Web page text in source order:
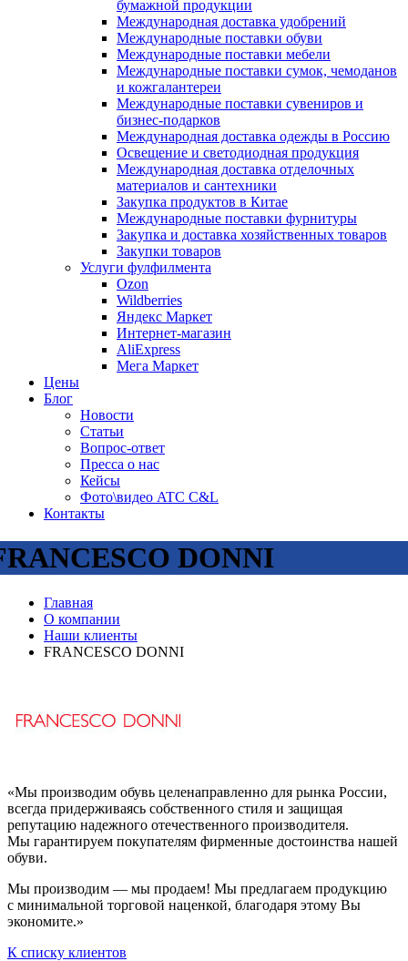
бумажной продукции
Международная доставка удобрений
Международные поставки обуви
Международные поставки мебели
Международные поставки сумок, чемоданов
и кожгалантереи
Международные поставки сувениров и
бизнес-подарков
Международная доставка одежды в Россию
Освещение и светодиодная продукция
Международная доставка отделочных
материалов и сантехники
Закупка продуктов в Китае
Международные поставки фурнитуры
Закупка и доставка хозяйственных товаров
Закупки товаров
Услуги фулфилмента
Ozon
Wildberries
Яндекс Маркет
Интернет-магазин
AliExpress
Мега Маркет
Цены
Блог
Новости
Статьи
Вопрос-ответ
Пресса о нас
Кейсы
Фото\видео ATC C&L
Контакты
DONNI
Главная
О компании
Наши клиенты
FRANCESCO DONNI
«Мы производим обувь целенаправленно для рынка России,
всегда придерживаясь собственного стиля и защищая
репутацию надежного отечественного производителя.
Мы гарантируем покупателям фирменные достоинства нашей
обуви.
Мы производим — мы продаем! Мы предлагаем продукцию
с минимальной торговой наценкой, благодаря этому Вы
экономите.»
К списку клиентов